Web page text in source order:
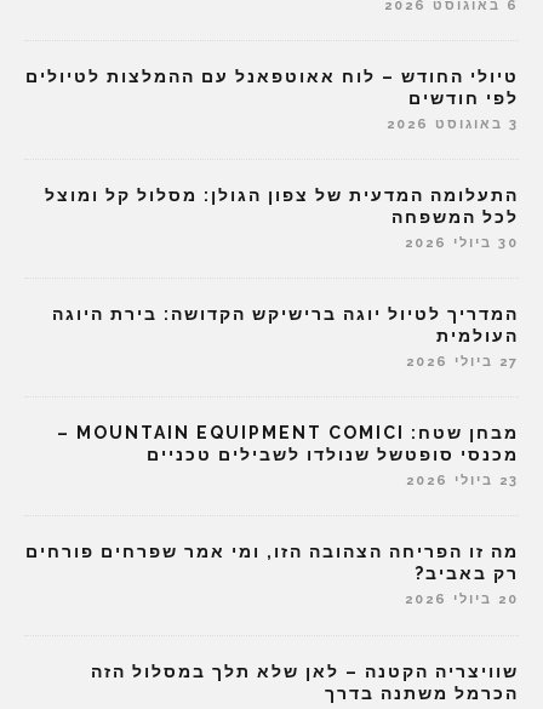
6 באוגוסט 2026
טיולי החודש – לוח אאוטפאנל עם ההמלצות לטיולים
לפי חודשים
3 באוגוסט 2026
התעלומה המדעית של צפון הגולן: מסלול קל ומוצל
לכל המשפחה
30 ביולי 2026
המדריך לטיול יוגה ברישיקש הקדושה: בירת היוגה
העולמית
27 ביולי 2026
מבחן שטח: MOUNTAIN EQUIPMENT COMICI –
מכנסי סופטשל שנולדו לשבילים טכניים
23 ביולי 2026
מה זו הפריחה הצהובה הזו, ומי אמר שפרחים פורחים
רק באביב?
20 ביולי 2026
שוויצריה הקטנה – לאן שלא תלך במסלול הזה
הכרמל משתנה בדרך